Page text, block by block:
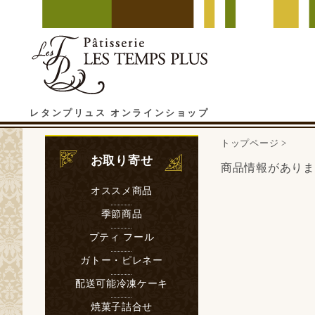
レタンプリュス オンラインショップ
お取り寄せ
オススメ商品
季節商品
プティ フール
ガトー・ピレネー
配送可能冷凍ケーキ
焼菓子詰合せ
トップページ >
商品情報があり